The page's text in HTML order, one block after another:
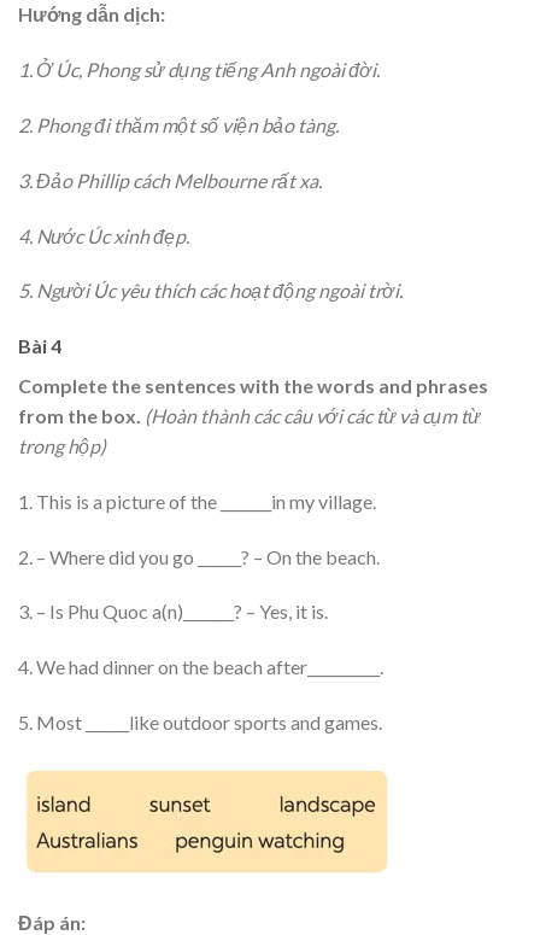
Hướng dẫn dịch:
1. Ở Úc, Phong sử dụng tiếng Anh ngoài đời.
2. Phong đi thăm một số viện bảo tàng.
3. Đảo Phillip cách Melbourne rất xa.
4. Nước Úc xinh đẹp.
5. Người Úc yêu thích các hoạt động ngoài trời.
Bài 4
Complete the sentences with the words and phrases
from the box. (Hoàn thành các câu với các từ và cụm từ
trong hộp)
1. This is a picture of the _______in my village.
2. – Where did you go ______? – On the beach.
3. – Is Phu Quoc a(n)_______? – Yes, it is.
4. We had dinner on the beach after__________.
5. Most ______like outdoor sports and games.
Đáp án: